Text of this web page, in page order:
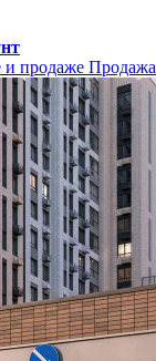
и продаже Продажа